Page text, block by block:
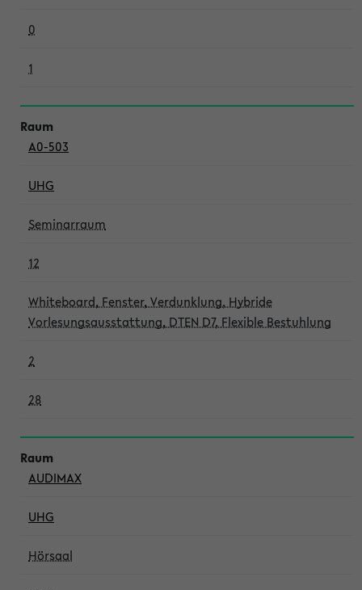
0
1
A0-503
UHG
Seminarraum
12
Whiteboard, Fenster, Verdunklung, Hybride
Vorlesungsausstattung, DTEN D7, Flexible Bestuhlung
2
28
AUDIMAX
UHG
Hörsaal